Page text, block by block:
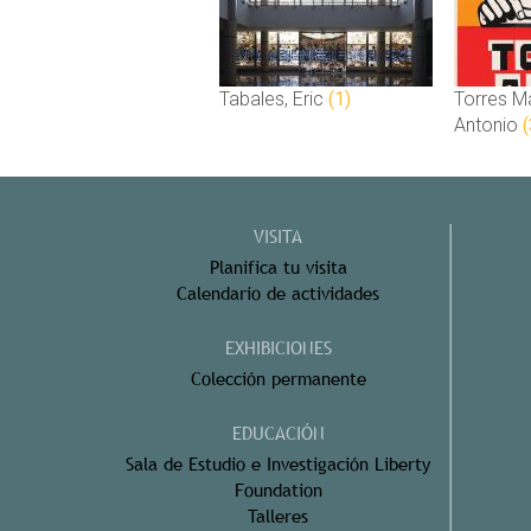
Tabales, Eric (1)
Torres
Antonio
VISITA
Planifica tu visita
Calendario de actividades
EXHIBICIONES
Colección permanente
EDUCACIÓN
Sala de Estudio e Investigación Liberty
Foundation
Talleres